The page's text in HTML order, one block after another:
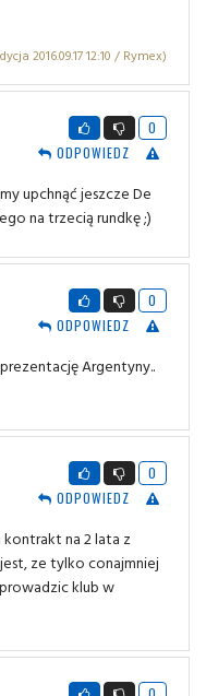
2016.09.17 12:10 / Rymex)
0
ODPOWIEDZ
upchnąć jeszcze De
na trzecią rundkę ;)
0
ODPOWIEDZ
Argentyny..
0
ODPOWIEDZ
na 2 lata z
ze tylko conajmniej
klub w